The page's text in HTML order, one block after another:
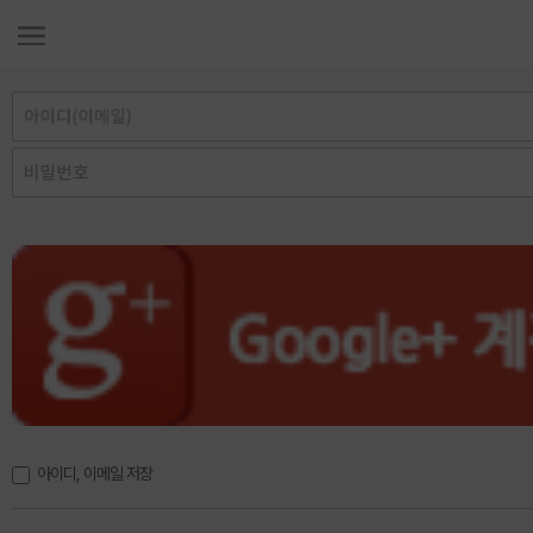
아이디, 이메일 저장